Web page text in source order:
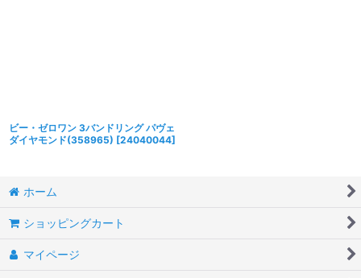
ビー・ゼロワン 3バンドリング パヴェ
ダイヤモンド(358965) [24040044]
ホーム
ショッピングカート
マイページ